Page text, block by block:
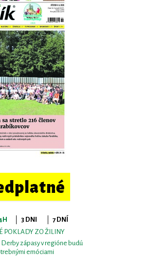
3 DNI
7 DNÍ
POKLADY ZO ŽILINY
Derby zápasy v regióne budú
emóciami